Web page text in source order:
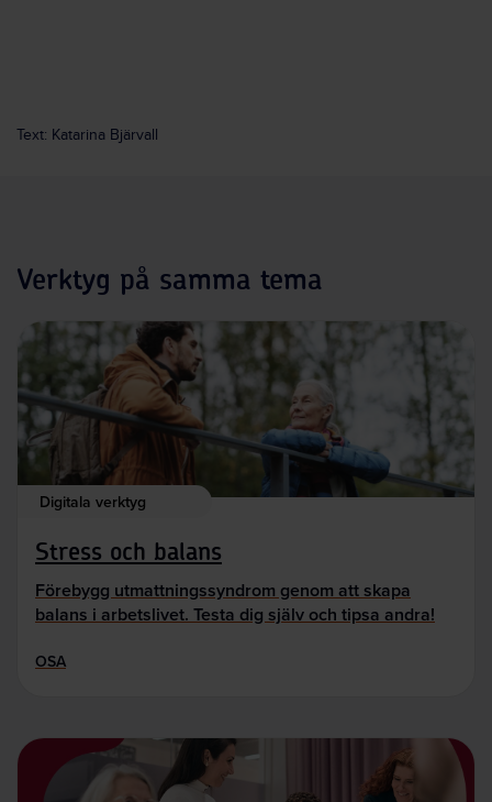
Text: Katarina Bjärvall
Verktyg på samma tema
Digitala verktyg
Stress och balans
Förebygg utmattningssyndrom genom att skapa
balans i arbetslivet. Testa dig själv och tipsa andra!
OSA